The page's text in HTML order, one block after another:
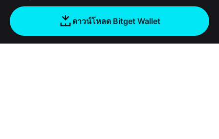
ดาวน์โหลด Bitget Wallet